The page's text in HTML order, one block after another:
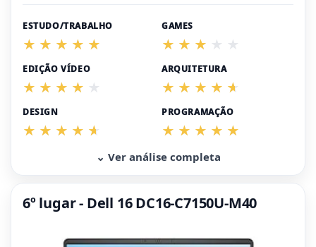
ESTUDO/TRABALHO GAMES
EDIÇÃO VÍDEO ARQUITETURA
DESIGN PROGRAMAÇÃO
⌄ Ver análise completa
6º lugar - Dell 16 DC16-C7150U-M40